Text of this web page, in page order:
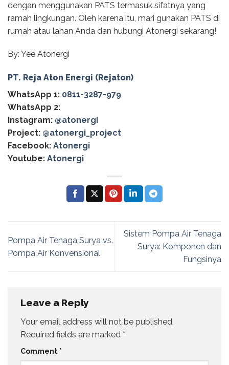
dengan menggunakan PATS termasuk sifatnya yang
ramah lingkungan. Oleh karena itu, mari gunakan PATS di
rumah atau lahan Anda dan hubungi Atonergi sekarang!
By: Yee Atonergi
PT. Reja Aton Energi (Rejaton)
WhatsApp 1: 0811-3287-979
WhatsApp 2:
Instagram: @atonergi
Project: @atonergi_project
Facebook: Atonergi
Youtube: Atonergi
Pompa Air Tenaga Surya vs.
Pompa Air Konvensional
Sistem Pompa Air Tenaga
Surya: Komponen dan
Fungsinya
Leave a Reply
Your email address will not be published.
Required fields are marked *
Comment *